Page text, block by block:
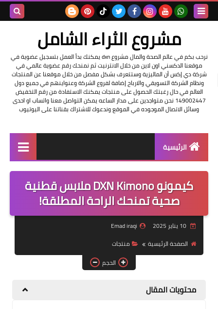
مشروع الثراء الشامل
نرحب بكم في عالم الصحة والمال مشروع dxn يمكنك بدأ العمل بتسجيل عضوية في
موقعنا الدكسني اون لاين من خلال الانترنيت ثم نمنحك رقم عضوية عالمي في
شركة دي إكس أن الماليزية وستتعرف بشكل مفصل من خلال موقعنا عن المنتجات
ونظام الشركة التسويقي والارباح إضافة لفروع الشركة وعنواينهم في جميع دول
العالم في حال رغبتك الحصول على منتجات يمكنك الاستفادة من رقم التخفيض
149002447 نحن متواجدين على مدار الساعه يمكن التواصل معنا واتساب او احدى
وسائل الاتصال الموجوده في الموقع وندعوك للاشتراك بقناتنا على اليوتيوب
الرئيسية
التسجيل في الشركه
عناوين شركة dxn
تعرف على DXN
تجارب شفاء
كيمونو DXN Kimono ملابس قطنية
صحية تمنحك الراحة المطلقة!
10 يناير 2025
Emad iraqi
الصفحة الرئيسية
منتجات
الحجم
محتويات المقال